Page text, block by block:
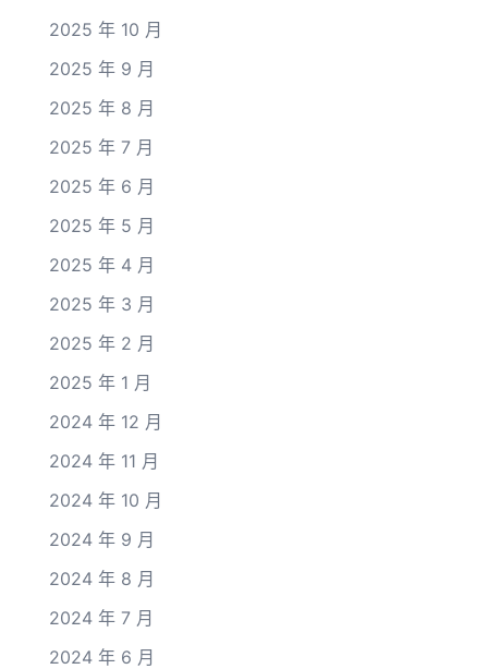
2025 年 10 月
2025 年 9 月
2025 年 8 月
2025 年 7 月
2025 年 6 月
2025 年 5 月
2025 年 4 月
2025 年 3 月
2025 年 2 月
2025 年 1 月
2024 年 12 月
2024 年 11 月
2024 年 10 月
2024 年 9 月
2024 年 8 月
2024 年 7 月
2024 年 6 月